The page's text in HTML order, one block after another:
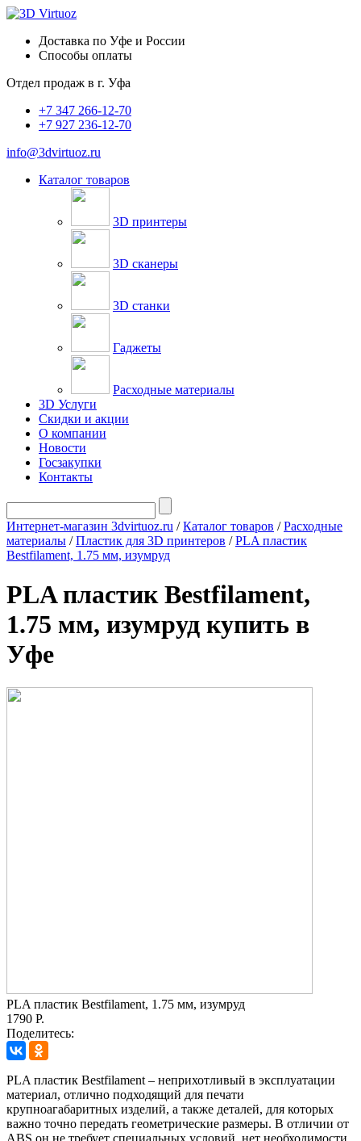
Доставка по Уфе и России
Способы оплаты
Отдел продаж в г. Уфа
+7 347 266-12-70
+7 927 236-12-70
info@3dvirtuoz.ru
Каталог товаров
3D принтеры
3D сканеры
3D станки
Гаджеты
Расходные материалы
3D Услуги
Скидки и акции
О компании
Новости
Госзакупки
Контакты
Интернет-магазин 3dvirtuoz.ru /Каталог товаров /Расходные
материалы /Пластик для 3D принтеров /PLA пластик
Bestfilament, 1.75 мм, изумруд
PLA пластик Bestfilament,
1.75 мм, изумруд купить в
Уфе
PLA пластик Bestfilament, 1.75 мм, изумруд
1790 Р.
Поделитесь:
PLA пластик Bestfilament – неприхотливый в эксплуатации
материал, отлично подходящий для печати
крупноагабаритных изделий, а также деталей, для которых
важно точно передать геометрические размеры. В отличии от
ABS он не требует специальных условий, нет необходимости